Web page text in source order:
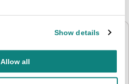
Show details
Allow all
Elke DoelmanKleine Giraf